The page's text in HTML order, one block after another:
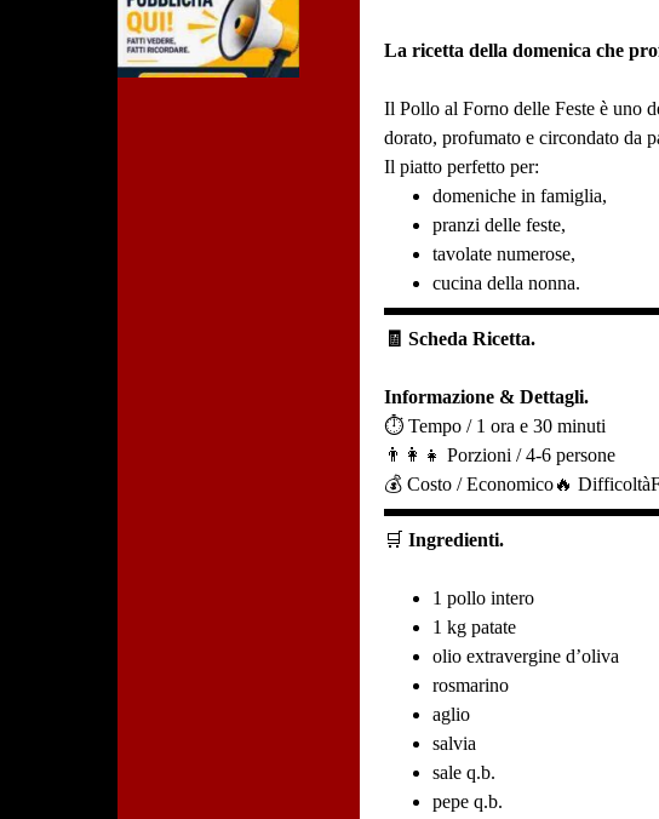
La ricetta della domenica che
Il Pollo al Forno delle Feste è uno
dorato, profumato e circondato da
Il piatto perfetto per:
domeniche in famiglia,
pranzi delle feste,
tavolate numerose,
cucina della nonna.
🧾 Scheda Ricetta.
Informazione & Dettagli.
⏱️ Tempo / 1 ora e 30 minuti
👨‍👩‍👧 Porzioni / 4-6 persone
💰 Costo / Economico🔥
🛒Ingredienti.
1 pollo intero
1 kg patate
olio extravergine d’oliva
rosmarino
aglio
salvia
sale q.b.
pepe q.b.